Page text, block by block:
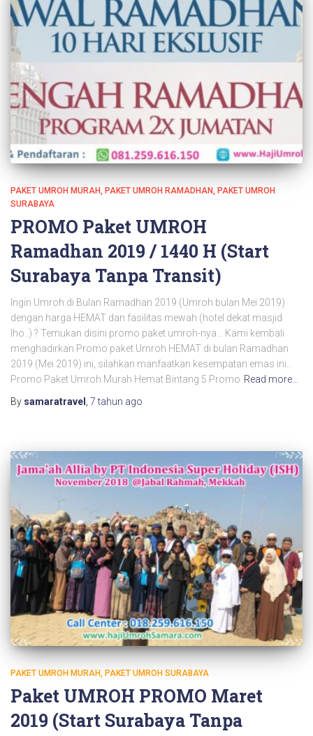
PAKET UMROH MURAH PAKET UMROH RAMADHAN
PAKET UMROH
SURABAYA
PROMO Paket UMROH
Ramadhan 2019 / 1440 H (Start
Surabaya Tanpa Transit)
Ingin Umroh di Bulan Ramadhan 2019 (Umroh bulan Mei 2019)
dengan harga HEMAT dan fasilitas mewah (hotel dekat masjid
lho..) ? Temukan disini promo paket umroh-nya… Kami kembali
menghadirkan Promo paket Umroh HEMAT di bulan Ramadhan
2019 (Mei 2019) ini, silahkan manfaatkan kesempatan emas ini…
Promo Paket Umroh Murah Hemat Bintang 5 Promo Read more…
By samaratravel 7 tahun ago
PAKET UMROH MURAH PAKET UMROH SURABAYA
Paket UMROH PROMO Maret
2019 (Start Surabaya Tanpa